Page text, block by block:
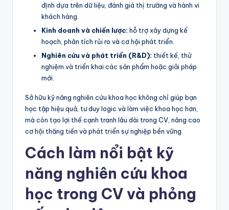
định dựa trên dữ liệu, đánh giá thị trường và hành vi
khách hàng.
Kinh doanh và chiến lược: hỗ trợ xây dựng kế
hoạch, phân tích rủi ro và cơ hội phát triển.
Nghiên cứu và phát triển (R&D): thiết kế, thử
nghiệm và triển khai các sản phẩm hoặc giải pháp
mới.
Sở hữu kỹ năng nghiên cứu khoa học không chỉ giúp bạn
học tập hiệu quả, tư duy logic và làm việc khoa học hơn,
mà còn tạo lợi thế cạnh tranh lâu dài trong CV, nâng cao
cơ hội thăng tiến và phát triển sự nghiệp bền vững.
Cách làm nổi bật kỹ
năng nghiên cứu khoa
học trong CV và phỏng